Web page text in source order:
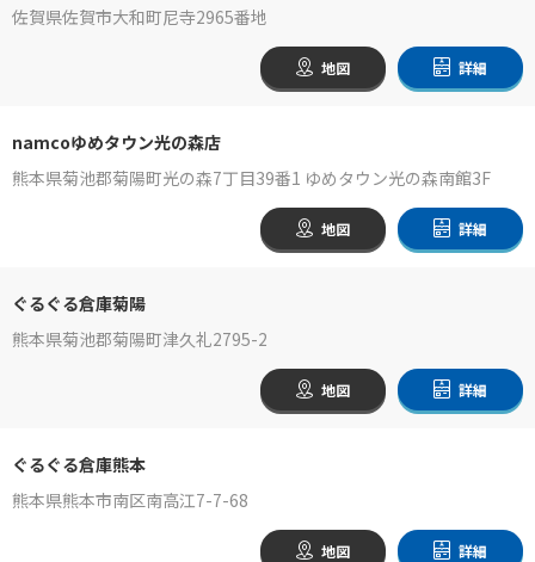
佐賀県佐賀市大和町尼寺2965番地
地図 詳細
namcoゆめタウン光の森店
熊本県菊池郡菊陽町光の森7丁目39番1 ゆめタウン光の森南館3F
地図 詳細
ぐるぐる倉庫菊陽
熊本県菊池郡菊陽町津久礼2795-2
地図 詳細
ぐるぐる倉庫熊本
熊本県熊本市南区南高江7-7-68
地図 詳細